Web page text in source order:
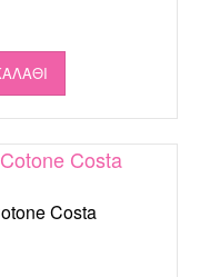
Costa